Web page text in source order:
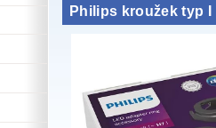
Philips kroužek typ I